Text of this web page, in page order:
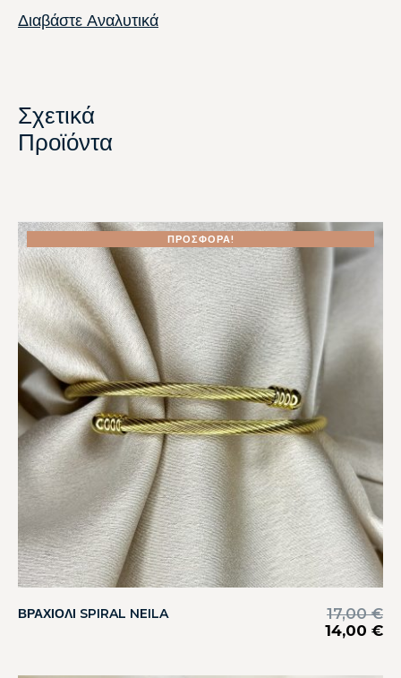
Διαβάστε Αναλυτικά
Σχετικά
Προϊόντα
ΠΡΟΣΦΟΡΆ!
ΒΡΑΧΙΟΛΙ SPIRAL NEILA 17,00€
14,00 €